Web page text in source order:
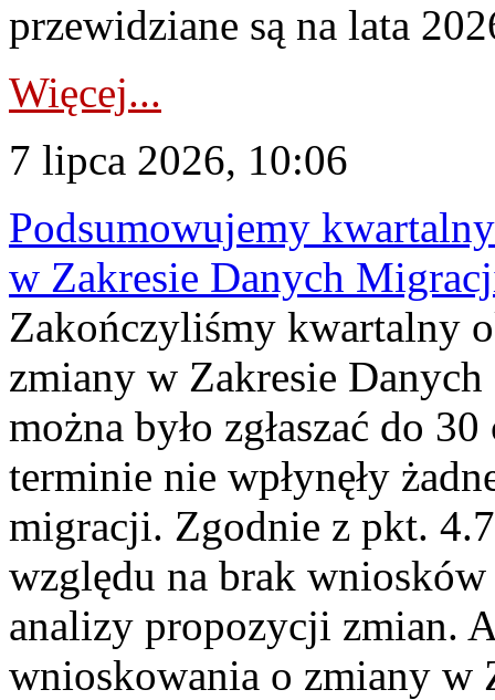
przewidziane są na lata
Więcej...
7 lipca 2026, 10:06
Podsumowujemy
w Zakresie Danych
Zakończyliśmy kwartalny
zmiany w Zakresie
można było zgłaszać do
terminie nie wpłynęły
migracji. Zgodnie z pkt.
względu na brak
analizy propozycji zmian.
wnioskowania o zmiany w